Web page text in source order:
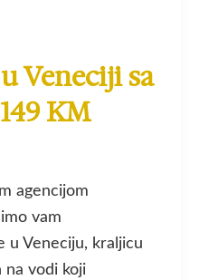
Veneciji sa
KM
agencijom
vam
u Veneciju, kraljicu
na vodi koji